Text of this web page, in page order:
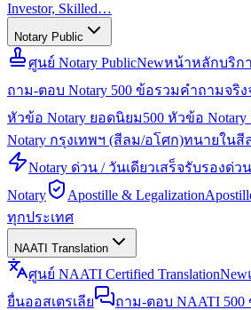
Investor, Skilled…
Notary Public
ศูนย์ Notary PublicNewหน้าหลักบริก
ถาม-ตอบ Notary 500 ข้อรวมคำถามจริง
หัวข้อ Notary ยอดนิยม500 หัวข้อ
Notary กรุงเทพฯ (สีลม/อโศก)ทนายในสี
Notary ด่วน / วันเดียวเสร็จรับรองด่ว
Notary
Apostille & Legalization
ทุกประเทศ
NAATI Translation
ศูนย์ NAATI Certified TranslationNew
ยื่นออสเตรเลีย
ถาม-ตอบ NAATI 500